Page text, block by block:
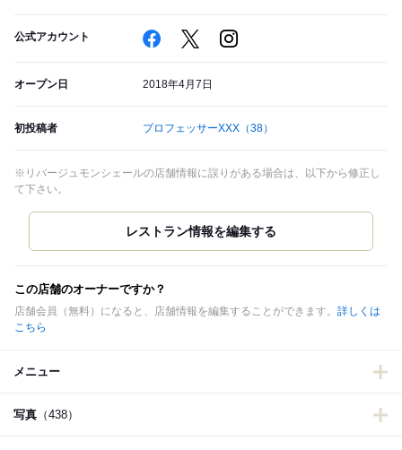
公式アカウント
オープン日 2018年4月7日
初投稿者 プロフェッサーXXX （38）
※リバージュモンシェールの店舗情報に誤りがある場合は、以下から修正し
て下さい。
この店舗のオーナーですか？
店舗会員（無料）になると、店舗情報を編集することができます。 詳しくは
こちら
メニュー
写真 （438）